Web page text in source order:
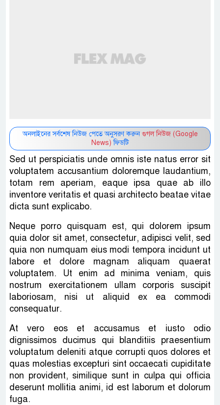
অনলাইনের সর্বশেষ নিউজ পেতে অনুসরণ করুন গুগল নিউজ (Google
News) ফিডটি
Sed ut perspiciatis unde omnis iste natus error sit
voluptatem accusantium doloremque laudantium,
totam rem aperiam, eaque ipsa quae ab illo
inventore veritatis et quasi architecto beatae vitae
dicta sunt explicabo.
Neque porro quisquam est, qui dolorem ipsum
quia dolor sit amet, consectetur, adipisci velit, sed
quia non numquam eius modi tempora incidunt ut
labore et dolore magnam aliquam quaerat
voluptatem. Ut enim ad minima veniam, quis
nostrum exercitationem ullam corporis suscipit
laboriosam, nisi ut aliquid ex ea commodi
consequatur.
At vero eos et accusamus et iusto odio
dignissimos ducimus qui blanditiis praesentium
voluptatum deleniti atque corrupti quos dolores et
quas molestias excepturi sint occaecati cupiditate
non provident, similique sunt in culpa qui officia
deserunt mollitia animi, id est laborum et dolorum
fuga.